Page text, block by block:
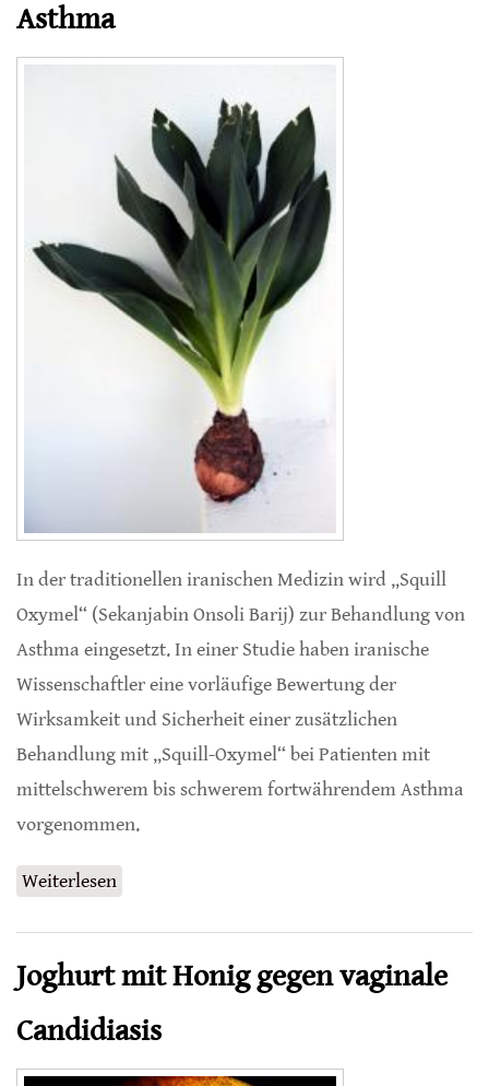
Asthma
In der traditionellen iranischen Medizin wird „Squill
Oxymel“ (Sekanjabin Onsoli Barij) zur Behandlung von
Asthma eingesetzt. In einer Studie haben iranische
Wissenschaftler eine vorläufige Bewertung der
Wirksamkeit und Sicherheit einer zusätzlichen
Behandlung mit „Squill-Oxymel“ bei Patienten mit
mittelschwerem bis schwerem fortwährendem Asthma
vorgenommen.
Weiterlesen
Joghurt mit Honig gegen vaginale
Candidiasis